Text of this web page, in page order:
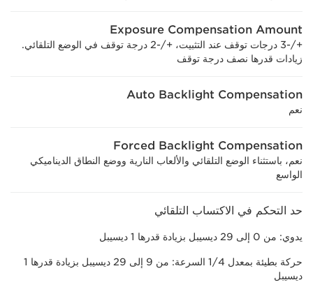
Exposure Compensation Amount
+/-3 درجات توقف عند التثبيت، +/-2 درجة توقف في الوضع التلقائي.
زيادات قدرها نصف درجة توقف
Auto Backlight Compensation
نعم
Forced Backlight Compensation
نعم، باستثناء الوضع التلقائي والألعاب النارية ووضع النطاق الديناميكي
الواسع
حد التحكم في الاكتساب التلقائي
يدوي: من 0 إلى 29 ديسيبل بزيادة قدرها 1 ديسيبل
حركة بطيئة بمعدل 1/4 السرعة: من 9 إلى 29 ديسيبل بزيادة قدرها 1
ديسيبل